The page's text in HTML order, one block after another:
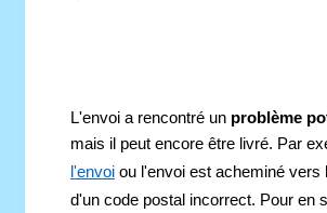
L'envoi a rencontré un problème
mais il peut encore être livré. Par
l'envoi ou l'envoi est acheminé vers
d'un code postal incorrect. Pour en